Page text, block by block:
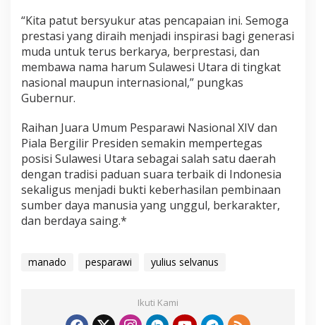
“Kita patut bersyukur atas pencapaian ini. Semoga
prestasi yang diraih menjadi inspirasi bagi generasi
muda untuk terus berkarya, berprestasi, dan
membawa nama harum Sulawesi Utara di tingkat
nasional maupun internasional,” pungkas
Gubernur.
Raihan Juara Umum Pesparawi Nasional XIV dan
Piala Bergilir Presiden semakin mempertegas
posisi Sulawesi Utara sebagai salah satu daerah
dengan tradisi paduan suara terbaik di Indonesia
sekaligus menjadi bukti keberhasilan pembinaan
sumber daya manusia yang unggul, berkarakter,
dan berdaya saing.*
manado pesparawi yulius selvanus
Ikuti Kami